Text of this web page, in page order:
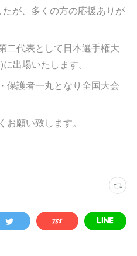
が、多くの方の応援ありが
二代表として日本選手権大
出場いたします。
保護者一丸となり全国大会
願い致します。